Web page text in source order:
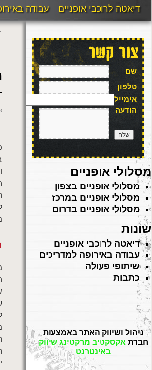
דיאטה לרוכבי אופניים עבודה
שם
טלפון
אימייל
הודעה
מסלולי אופניים
מסלולי אופניים בצפון
מסלולי אופניים במרכז
מסלולי אופניים בדרום
שונות
דיאטה לרוכבי אופניים
עבודה באירופה למדריכים
שיתופי פעולה
כתבות
ניהול ושיווק האתר באמצעות
חברת אקסקטיב מרקטינג שיווק
באינטרנט